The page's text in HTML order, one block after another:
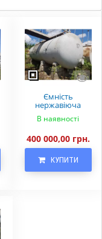
Ємність
нержавіюча
горизонтальна
під тиском
В наявності
400 000,00 грн.
КУПИТИ